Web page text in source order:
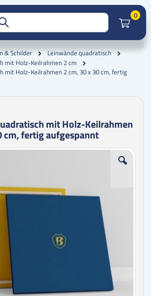
0
& Schilder
Leinwände quadratisch
mit Holz-Keilrahmen 2 cm
mit Holz-Keilrahmen 2 cm, 30 x 30 cm, fertig
mit Holz-Keilrahmen
cm, fertig aufgespannt